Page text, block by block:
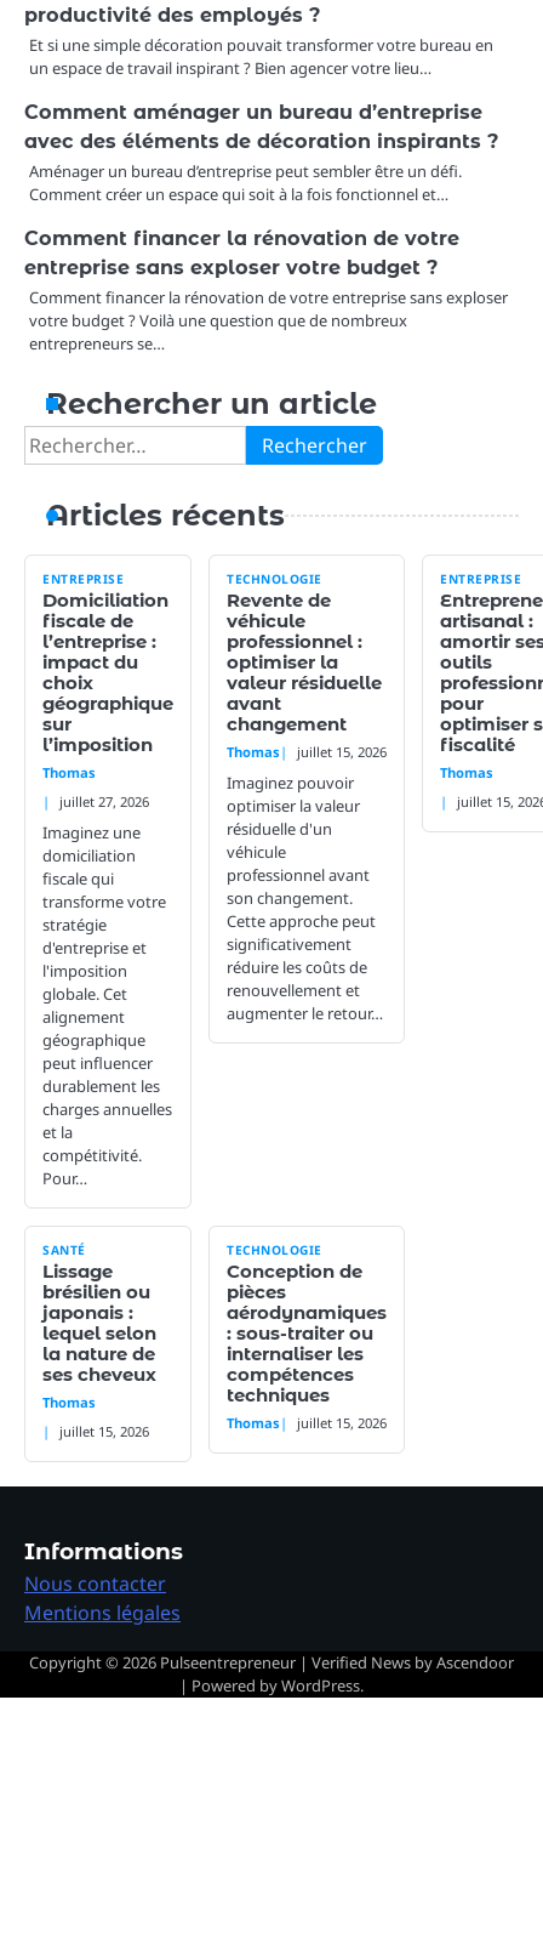
productivité des employés ?
Et si une simple décoration pouvait transformer votre bureau en
un espace de travail inspirant ? Bien agencer votre lieu…
Comment aménager un bureau d’entreprise
avec des éléments de décoration inspirants ?
Aménager un bureau d’entreprise peut sembler être un défi.
Comment créer un espace qui soit à la fois fonctionnel et…
Comment financer la rénovation de votre
entreprise sans exploser votre budget ?
Comment financer la rénovation de votre entreprise sans exploser
votre budget ? Voilà une question que de nombreux
entrepreneurs se…
Rechercher un article
Rechercher :
Articles récents
ENTREPRISE
Domiciliation
fiscale de
l’entreprise :
impact du
choix
géographique
sur
l’imposition
Thomas
juillet 27, 2026
Imaginez une
domiciliation
fiscale qui
transforme votre
stratégie
d'entreprise et
l'imposition
globale. Cet
alignement
géographique
peut influencer
durablement les
charges annuelles
et la
compétitivité.
Pour…
TECHNOLOGIE
Revente de
véhicule
professionnel :
optimiser la
valeur résiduelle
avant
changement
Thomas juillet 15, 2026
Imaginez pouvoir
optimiser la valeur
résiduelle d'un
véhicule
professionnel avant
son changement.
Cette approche peut
significativement
réduire les coûts de
renouvellement et
augmenter le retour…
ENTREPRISE
artisanal :
amortir
outils
pour
optimiser
fiscalité
Thomas
juillet 15,
SANTÉ
Lissage
brésilien ou
japonais :
lequel selon
la nature de
ses cheveux
Thomas
juillet 15, 2026
TECHNOLOGIE
Conception de
pièces
aérodynamiques
: sous-traiter ou
internaliser les
compétences
techniques
Thomas juillet 15, 2026
Informations
Nous contacter
Mentions légales
Copyright © 2026 Pulseentrepreneur | Verified News byAscendoor
| Powered byWordPress.